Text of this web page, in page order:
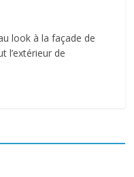
look à la façade de
l’extérieur de